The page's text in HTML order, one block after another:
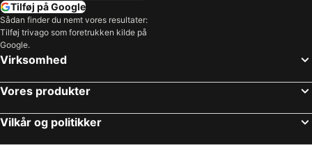
Tilføj på Google
Sådan finder du nemt vores resultater:
Tilføj trivago som foretrukken kilde på
Google.
Virksomhed
Vores produkter
Vilkår og politikker